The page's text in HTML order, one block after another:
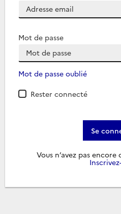
Mot de passe
Mot de passe oublié
Rester connecté
Se
Vous n’avez pas